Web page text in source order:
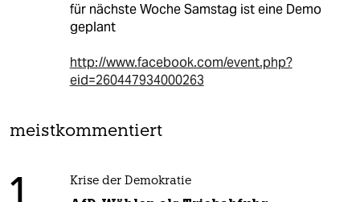
für nächste Woche Samstag ist eine Demo
geplant
http://www.facebook.com/event.php?
eid=260447934000263
meistkommentiert
Krise der Demokratie